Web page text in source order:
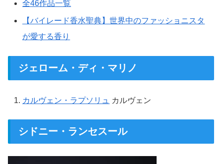
全46作品一覧
【バイレード香水聖典】世界中のファッショニスタ
が愛する香り
ジェローム・ディ・マリノ
カルヴェン・ラプソリュ カルヴェン
シドニー・ランセスール